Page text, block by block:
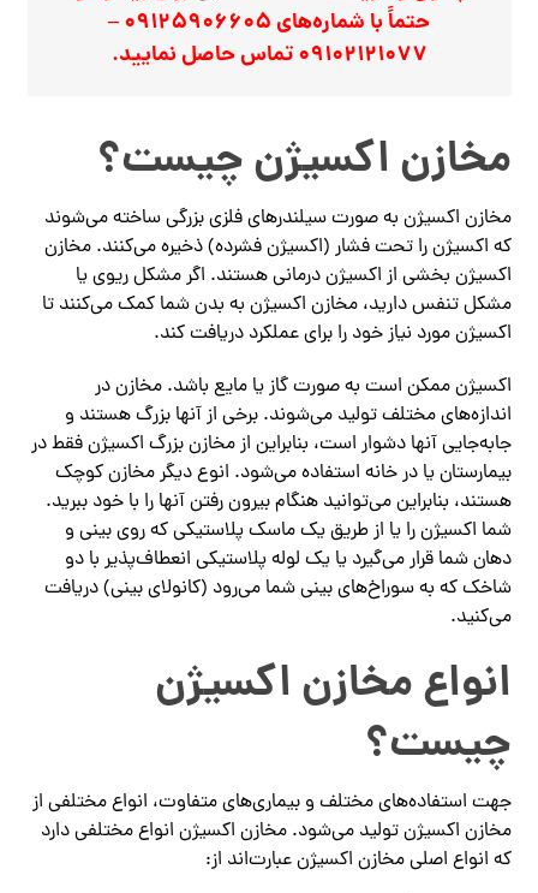
حتماً با شماره‌های 09125906605 –
09102121077 تماس حاصل نمایید.
مخازن اکسیژن چیست؟
مخازن اکسیژن به صورت سیلندرهای فلزی بزرگی ساخته می‌شوند
که اکسیژن را تحت فشار (اکسیژن فشرده) ذخیره می‌کنند. مخازن
اکسیژن بخشی از اکسیژن درمانی هستند. اگر مشکل ریوی یا
مشکل تنفس دارید، مخازن اکسیژن به بدن شما کمک می‌کنند تا
اکسیژن مورد نیاز خود را برای عملکرد دریافت کند.
اکسیژن ممکن است به صورت گاز یا مایع باشد. مخازن در
اندازه‌های مختلف تولید می‌شوند. برخی از آنها بزرگ هستند و
جابه‌جایی آنها دشوار است، بنابراین از مخازن بزرگ اکسیژن فقط در
بیمارستان یا در خانه استفاده می‌شود. انوع دیگر مخازن کوچک
هستند، بنابراین می‌توانید هنگام بیرون رفتن آنها را با خود ببرید.
شما اکسیژن را یا از طریق یک ماسک پلاستیکی که روی بینی و
دهان شما قرار می‌گیرد یا یک لوله پلاستیکی انعطاف‌پذیر با دو
شاخک که به سوراخ‌های بینی شما می‌رود (کانولای بینی) دریافت
می‌کنید.
انواع مخازن اکسیژن
چیست؟
جهت استفاده‌های مختلف و بیماری‌های متفاوت، انواع مختلفی از
مخازن اکسیژن تولید می‌شود. مخازن اکسیژن انواع مختلفی دارد
که انواع اصلی مخازن اکسیژن عبارت‌اند از: